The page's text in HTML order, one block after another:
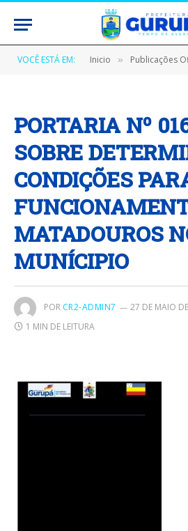
VOCÊ ESTÁ EM: Inicio » Publicações
PORTARIA Nº
SOBRE
CONDIÇÕES
MATADOUROS
MUNÍCIPIO
POR CR2-ADMIN7
27 DE MAIO
1 MIN DE LEITURA